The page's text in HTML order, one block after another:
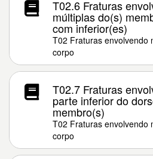
T02.6 Fraturas
múltiplas do(s)
com inferior(es)
T02 Fraturas envolvendo
corpo
T02.7 Fraturas
parte inferior do
membro(s)
T02 Fraturas envolvendo
corpo